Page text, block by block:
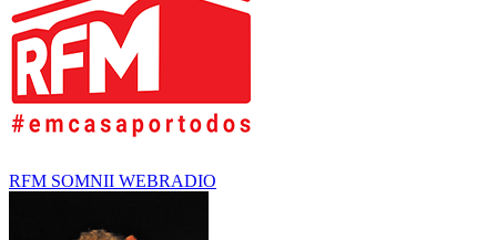
RFM SOMNII WEBRADIO